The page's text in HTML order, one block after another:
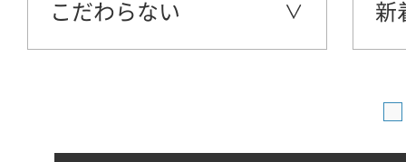
こだわらない 新